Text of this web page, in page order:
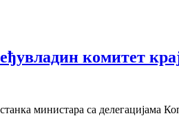
комитет
министара са